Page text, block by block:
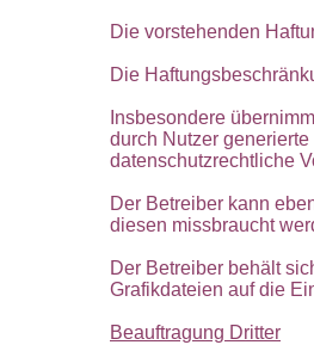
Die vorstehenden
Die
Insbesondere
durch Nutzer
datenschutzrechtliche
Der Betreiber kann
diesen missbraucht
Der Betreiber behält
Grafikdateien auf die
Beauftragung Dritter